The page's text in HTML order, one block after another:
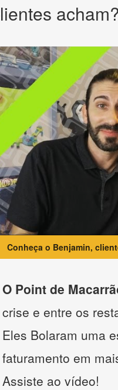
Conheça o Benjamin,
O Point de
crise e entre os
Eles Bolaram uma
faturamento em
Assiste ao vídeo!